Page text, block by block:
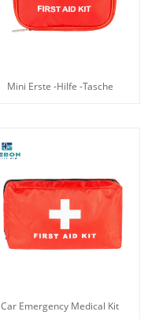
Mini Erste -Hilfe -Tasche
Car Emergency Medical Kit